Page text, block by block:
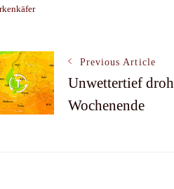
Previous Article
Unwettertief
Wochenende